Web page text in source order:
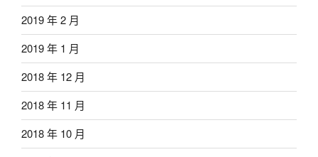
2019 年 2 月
2019 年 1 月
2018 年 12 月
2018 年 11 月
2018 年 10 月